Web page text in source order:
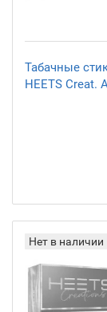
Табачные
HEETS Creat.
Нет в наличии